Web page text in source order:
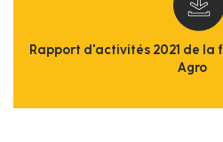
Rapport d'activités 2021 de
Agro